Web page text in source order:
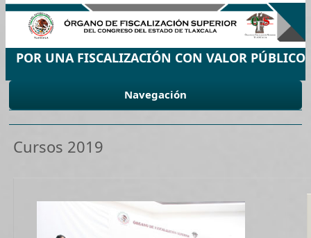
POR UNA FISCALIZACIÓN CON VALOR PÚBLICO
Navegación
Cursos 2019